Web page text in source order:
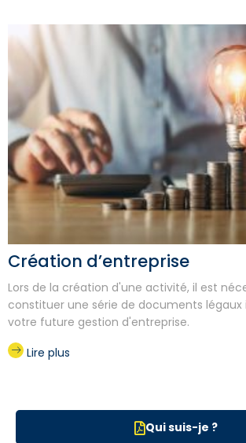
Création d’entreprise
Lors de la création d'une activité, il est
constituer une série de documents légaux
votre future gestion d'entreprise.
Lire plus
Qui suis-je ?